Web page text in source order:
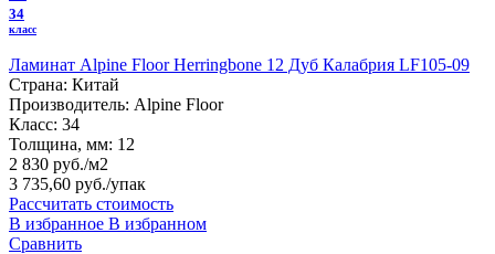
34
класс
Ламинат Alpine Floor Herringbone 12 Дуб Калабрия LF105-09
Страна: Китай
Производитель: Alpine Floor
Класс: 34
Толщина, мм: 12
2 830 руб./м2
3 735,60 руб./упак
Рассчитать стоимость
В избранное В избранном
Сравнить